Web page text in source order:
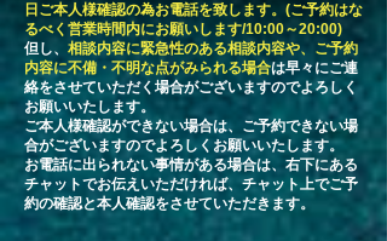
日ご本人様確認の為お電話を致します。(ご予約はな
るべく営業時間内にお願いします/10:00～20:00)
但し、 相談内容に緊急性のある相談内容や、ご予約
内容に不備・不明な点がみられる場合は早々にご連
絡をさせていただく場合がございますのでよろしく
お願いいたします。
​ご本人様確認ができない場合は、ご予約できない場
合がございますのでよろしくお願いいたします。
お電話に出られない事情がある場合は、右下にある
チャットでお伝えいただければ、チャット上でご予
約の確認と本人確認をさせていただきます。